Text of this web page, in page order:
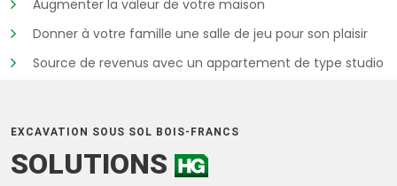
Augmenter la valeur de votre maison
Donner à votre famille une salle de jeu pour son plaisir
Source de revenus avec un appartement de type studio
EXCAVATION SOUS SOL BOIS-FRANCS
SOLUTIONS